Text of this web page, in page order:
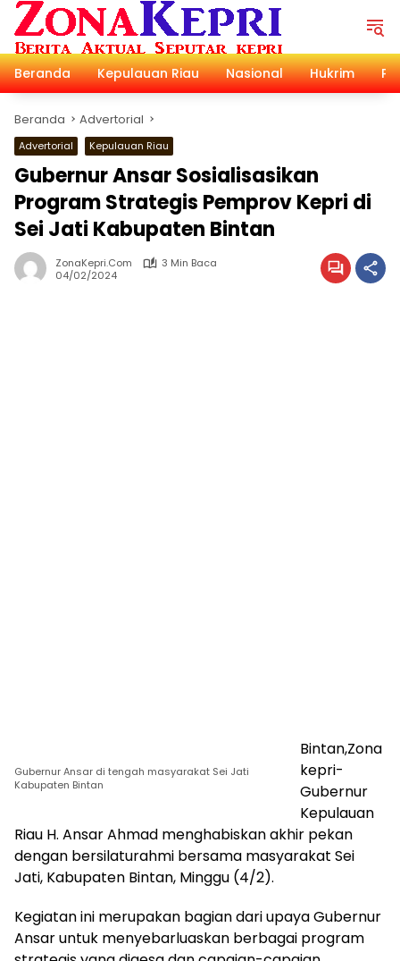
Langsung
konten
Beranda
Kepulauan Riau Nasional Hukrim
Beranda Advertorial
Advertorial Kepulauan Riau
Gubernur Ansar Sosialisasikan
Program Strategis Pemprov Kepri di
Sei Jati Kabupaten Bintan
ZonaKepri.com
3 Min Baca
04/02/2024
Gubernur Ansar di tengah masyarakat Sei Jati
Kabupaten Bintan
Bintan,Zona
kepri-
Gubernur
Kepulauan
Riau H. Ansar Ahmad menghabiskan akhir pekan
dengan bersilaturahmi bersama masyarakat Sei
Jati, Kabupaten Bintan, Minggu (4/2).
Kegiatan ini merupakan bagian dari upaya Gubernur
Ansar untuk menyebarluaskan berbagai program